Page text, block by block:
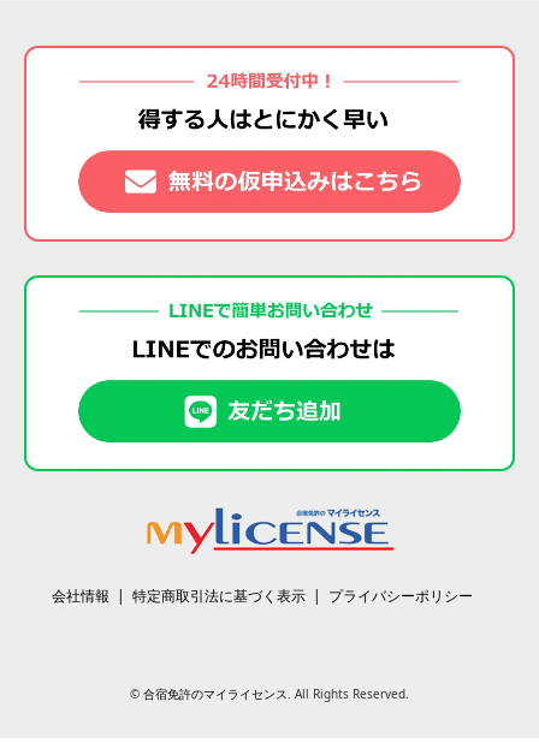
会社情報 特定商取引法に基づく表示 プライバシーポリシー
© 合宿免許のマイライセンス. All Rights Reserved.